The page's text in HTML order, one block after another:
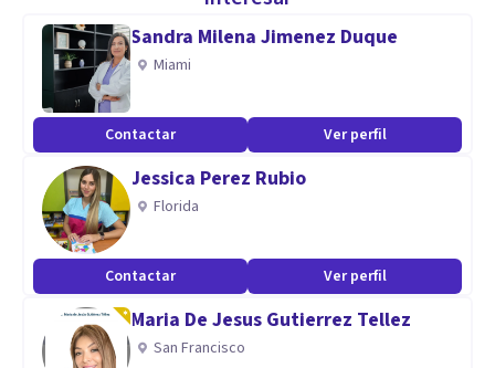
Sandra Milena Jimenez Duque
Miami
Contactar Ver perfil
Jessica Perez Rubio
Florida
Contactar Ver perfil
Maria De Jesus Gutierrez Tellez
San Francisco